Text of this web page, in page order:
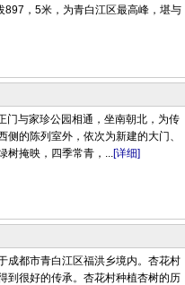
，5米，为青白江区最高峰，堪与
门与家珍公园相通，坐南朝北，为传
的陈列室外，依次为新建的大门、
树掩映，四季常青，...[详细]
成都市青白江区福洪乡境内。杏花村
到很好的传承。杏花村种植杏树的历